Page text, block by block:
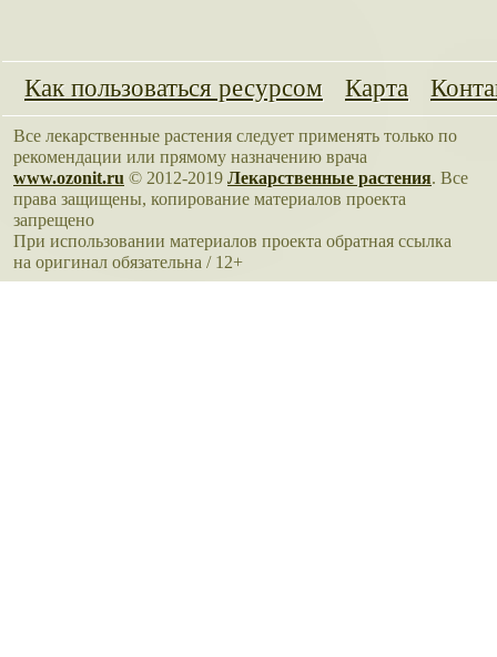
Как пользоваться ресурсом Карта
Все лекарственные растения следует применять только по
рекомендации или прямому назначению врача
www.ozonit.ru © 2012-2019 Лекарственные растения. Все
права защищены, копирование материалов проекта
запрещено
При использовании материалов проекта обратная ссылка
на оригинал обязательна / 12+